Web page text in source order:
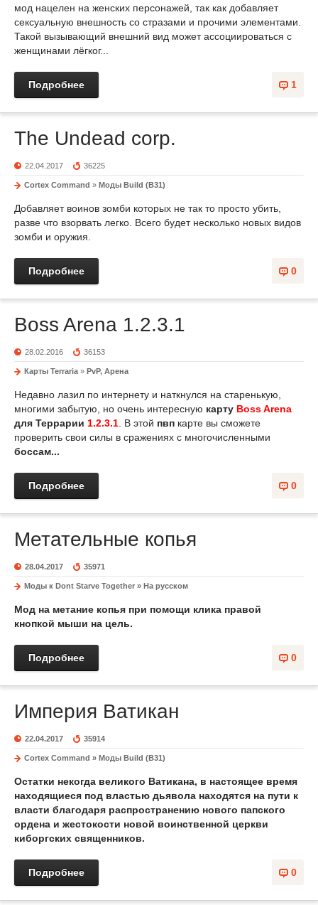
мод нацелен на женских персонажей, так как добавляет
сексуальную внешность со стразами и прочими элементами.
Такой вызывающий внешний вид может ассоциироваться с
женщинами лёгког...
1
Подробнее
The Undead corp.
22.04.2017 36225
Cortex Command » Моды Build (B31)
Добавляет воинов зомби которых не так то просто убить,
разве что взорвать легко. Всего будет несколько новых видов
зомби и оружия.
0
Подробнее
Boss Arena 1.2.3.1
28.02.2016 36153
Карты Terraria » PvP, Арена
Недавно лазил по интернету и наткнулся на старенькую,
многими забытую, но очень интересную карту Boss Arena
для Террарии 1.2.3.1 . В этой пвп карте вы сможете
проверить свои силы в сражениях с многочисленными
боссам...
0
Подробнее
Метательные копья
28.04.2017 35971
Моды к Dont Starve Together » На русском
Мод на метание копья при помощи клика правой
кнопкой мыши на цель.
0
Подробнее
Империя Ватикан
22.04.2017 35914
Cortex Command » Моды Build (B31)
Остатки некогда великого Ватикана, в настоящее время
находящиеся под властью дьявола находятся на пути к
власти благодаря распространению нового папского
ордена и жестокости новой воинственной церкви
киборгских священников.
0
Подробнее